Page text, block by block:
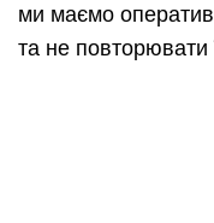
ми маємо
та не повторювати